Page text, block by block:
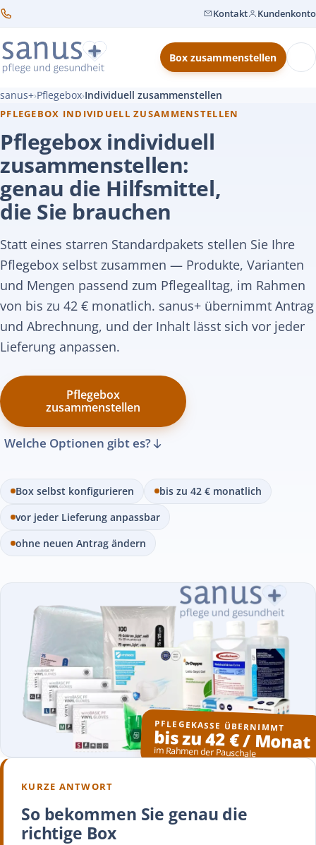
Kontakt Kundenkonto
Box zusammenstellen
sanus+›Pflegebox›Individuell zusammenstellen
PFLEGEBOX INDIVIDUELL ZUSAMMENSTELLEN
Pflegebox individuell
zusammenstellen:
genau die Hilfsmittel,
die Sie brauchen
Statt eines starren Standardpakets stellen Sie Ihre
Pflegebox selbst zusammen — Produkte, Varianten
und Mengen passend zum Pflegealltag, im Rahmen
von bis zu 42 € monatlich. sanus+ übernimmt Antrag
und Abrechnung, und der Inhalt lässt sich vor jeder
Lieferung anpassen.
Pflegebox
zusammenstellen
Welche Optionen gibt es?
Box selbst konfigurieren
bis zu 42 € monatlich
vor jeder Lieferung anpassbar
ohne neuen Antrag ändern
PFLEGEKASSE ÜBERNIMMT
bis zu 42 € / Monat
im Rahmen der Pauschale
KURZE ANTWORT
So bekommen Sie genau die
richtige Box